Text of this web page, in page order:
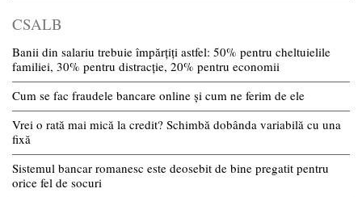
CSALB
Banii din salariu trebuie împărțiți astfel: 50% pentru cheltuielile
familiei, 30% pentru distracție, 20% pentru economii
Cum se fac fraudele bancare online și cum ne ferim de ele
Vrei o rată mai mică la credit? Schimbă dobânda variabilă cu una
fixă
Sistemul bancar romanesc este deosebit de bine pregatit pentru
orice fel de socuri